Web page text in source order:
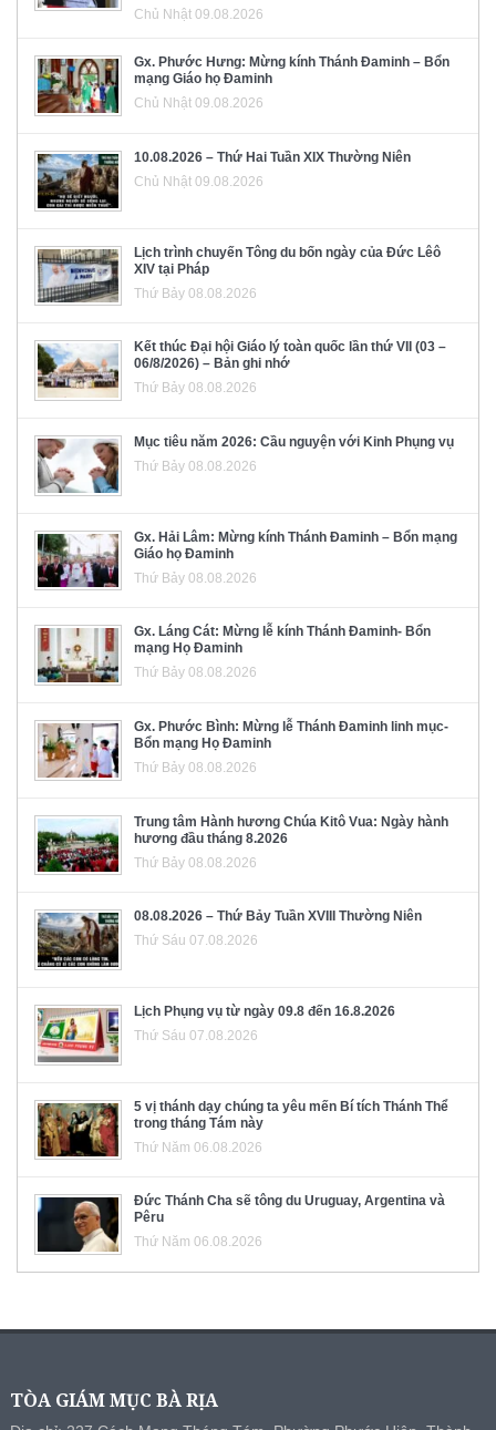
Chủ Nhật 09.08.2026
Gx. Phước Hưng: Mừng kính Thánh Đaminh – Bổn
mạng Giáo họ Đaminh
Chủ Nhật 09.08.2026
10.08.2026 – Thứ Hai Tuần XIX Thường Niên
Chủ Nhật 09.08.2026
Lịch trình chuyến Tông du bốn ngày của Đức Lêô
XIV tại Pháp
Thứ Bảy 08.08.2026
Kết thúc Đại hội Giáo lý toàn quốc lần thứ VII (03 –
06/8/2026) – Bản ghi nhớ
Thứ Bảy 08.08.2026
Mục tiêu năm 2026: Cầu nguyện với Kinh Phụng vụ
Thứ Bảy 08.08.2026
Gx. Hải Lâm: Mừng kính Thánh Đaminh – Bổn mạng
Giáo họ Đaminh
Thứ Bảy 08.08.2026
Gx. Láng Cát: Mừng lễ kính Thánh Đaminh- Bổn
mạng Họ Đaminh
Thứ Bảy 08.08.2026
Gx. Phước Bình: Mừng lễ Thánh Đaminh linh mục-
Bổn mạng Họ Đaminh
Thứ Bảy 08.08.2026
Trung tâm Hành hương Chúa Kitô Vua: Ngày hành
hương đầu tháng 8.2026
Thứ Bảy 08.08.2026
08.08.2026 – Thứ Bảy Tuần XVIII Thường Niên
Thứ Sáu 07.08.2026
Lịch Phụng vụ từ ngày 09.8 đến 16.8.2026
Thứ Sáu 07.08.2026
5 vị thánh dạy chúng ta yêu mến Bí tích Thánh Thể
trong tháng Tám này
Thứ Năm 06.08.2026
Đức Thánh Cha sẽ tông du Uruguay, Argentina và
Pêru
Thứ Năm 06.08.2026
TÒA GIÁM MỤC BÀ RỊA